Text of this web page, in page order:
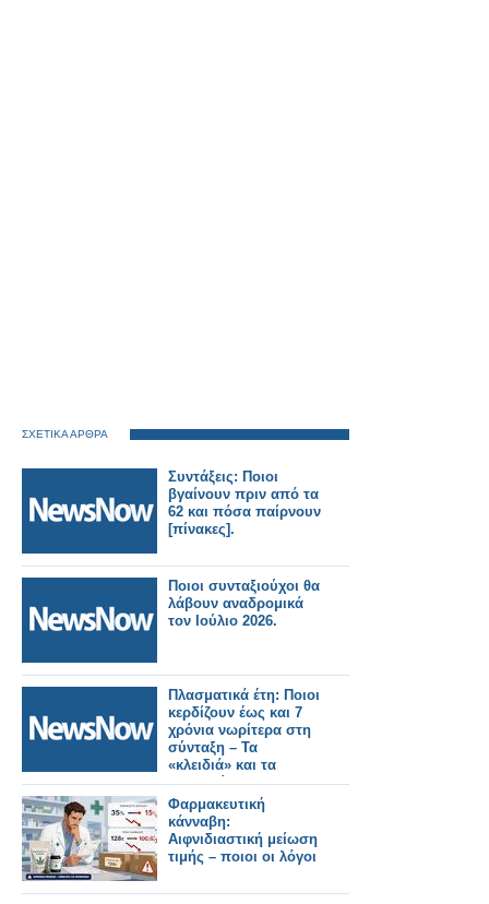
ΣΧΕΤΙΚΑ ΑΡΘΡΑ
Συντάξεις: Ποιοι
βγαίνουν πριν από τα
62 και πόσα παίρνουν
[πίνακες].
Ποιοι συνταξιούχοι θα
λάβουν αναδρομικά
τον Ιούλιο 2026.
Πλασματικά έτη: Ποιοι
κερδίζουν έως και 7
χρόνια νωρίτερα στη
σύνταξη – Τα
«κλειδιά» και τα
παραδείγματα.
Φαρμακευτική
κάνναβη:
Αιφνιδιαστική μείωση
τιμής – ποιοι οι λόγοι